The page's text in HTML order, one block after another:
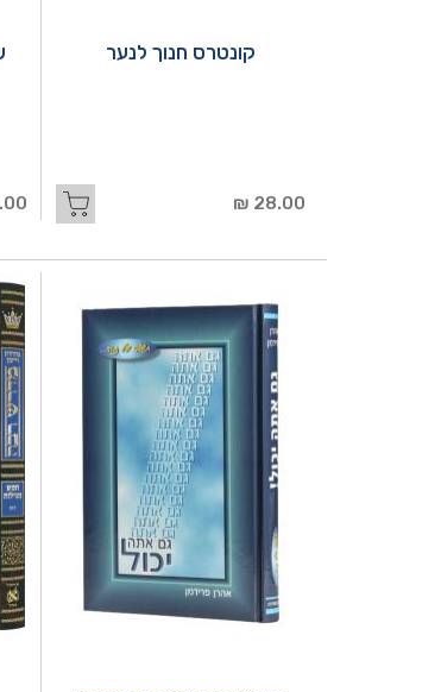
קונטרס חנוך לנער
28.00 ₪
₪